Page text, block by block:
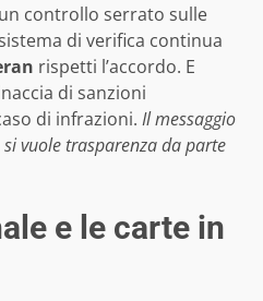
controllo serrato sulle
di verifica continua
rispetti l’accordo. E
di sanzioni
di infrazioni. Il messaggio
vuole trasparenza da parte
e le carte in